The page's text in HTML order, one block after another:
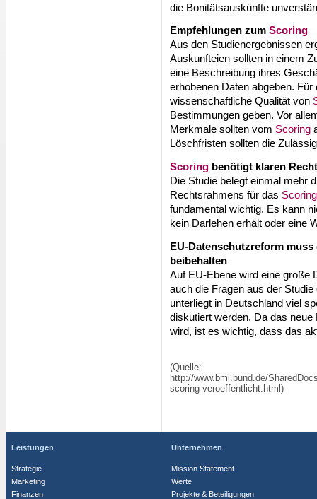
die Bonitätsauskünfte
Empfehlungen zum Scoring
Aus den Studienergebnissen
Auskunfteien sollten in einem
eine Beschreibung ihres
erhobenen Daten abgeben. Für
wissenschaftliche Qualität von
Bestimmungen geben. Vor
Merkmale sollten vom Scoring
Löschfristen sollten die
Scoring benötigt klaren
Die Studie belegt einmal mehr
Rechtsrahmens für das Scoring
fundamental wichtig. Es kann
kein Darlehen erhält oder eine
EU-Datenschutzreform
beibehalten
Auf EU-Ebene wird eine große
auch die Fragen aus der
unterliegt in Deutschland viel
diskutiert werden. Da das
wird, ist es wichtig, dass das
(Quelle:
http://www.bmi.bund.de/
scoring-veroeffentlicht.html)
Leistungen
Strategie
Marketing
Finanzen
Unternehmen
Mission Statement
Werte
Projekte & Beteiligungen